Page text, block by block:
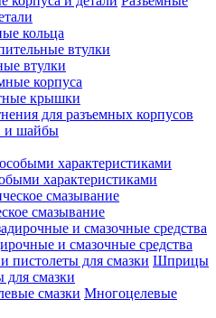
кольца
втулки
втулки
корпуса
крышки
для разъемных корпусов
и шайбы
характеристиками
смазывание
и смазочные средства
Шприцы
для смазки
Многоцелевые